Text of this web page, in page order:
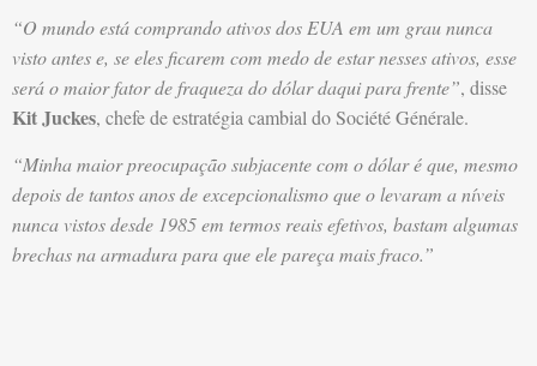
“O mundo está comprando ativos dos EUA em um grau nunca
visto antes e, se eles ficarem com medo de estar nesses ativos, esse
será o maior fator de fraqueza do dólar daqui para frente”, disse
Kit Juckes, chefe de estratégia cambial do Société Générale.
“Minha maior preocupação subjacente com o dólar é que, mesmo
depois de tantos anos de excepcionalismo que o levaram a níveis
nunca vistos desde 1985 em termos reais efetivos, bastam algumas
brechas na armadura para que ele pareça mais fraco.”